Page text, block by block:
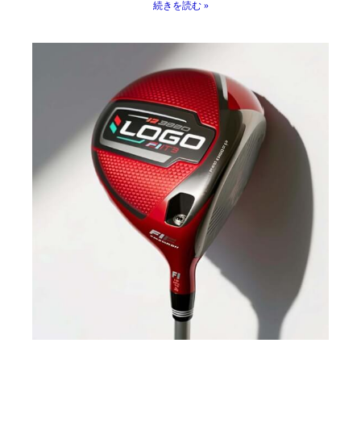
続きを読む »